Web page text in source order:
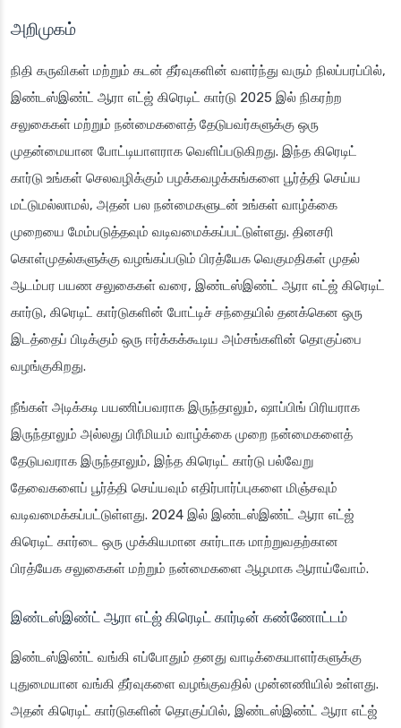
அறிமுகம்
நிதி கருவிகள் மற்றும் கடன் தீர்வுகளின் வளர்ந்து வரும் நிலப்பரப்பில்,
இண்டஸ்இண்ட் ஆரா எட்ஜ் கிரெடிட் கார்டு 2025 இல் நிகரற்ற
சலுகைகள் மற்றும் நன்மைகளைத் தேடுபவர்களுக்கு ஒரு
முதன்மையான போட்டியாளராக வெளிப்படுகிறது. இந்த கிரெடிட்
கார்டு உங்கள் செலவழிக்கும் பழக்கவழக்கங்களை பூர்த்தி செய்ய
மட்டுமல்லாமல், அதன் பல நன்மைகளுடன் உங்கள் வாழ்க்கை
முறையை மேம்படுத்தவும் வடிவமைக்கப்பட்டுள்ளது. தினசரி
கொள்முதல்களுக்கு வழங்கப்படும் பிரத்யேக வெகுமதிகள் முதல்
ஆடம்பர பயண சலுகைகள் வரை, இண்டஸ்இண்ட் ஆரா எட்ஜ் கிரெடிட்
கார்டு, கிரெடிட் கார்டுகளின் போட்டிச் சந்தையில் தனக்கென ஒரு
இடத்தைப் பிடிக்கும் ஒரு ஈர்க்கக்கூடிய அம்சங்களின் தொகுப்பை
வழங்குகிறது.
நீங்கள் அடிக்கடி பயணிப்பவராக இருந்தாலும், ஷாப்பிங் பிரியராக
இருந்தாலும் அல்லது பிரீமியம் வாழ்க்கை முறை நன்மைகளைத்
தேடுபவராக இருந்தாலும், இந்த கிரெடிட் கார்டு பல்வேறு
தேவைகளைப் பூர்த்தி செய்யவும் எதிர்பார்ப்புகளை மிஞ்சவும்
வடிவமைக்கப்பட்டுள்ளது. 2024 இல் இண்டஸ்இண்ட் ஆரா எட்ஜ்
கிரெடிட் கார்டை ஒரு முக்கியமான கார்டாக மாற்றுவதற்கான
பிரத்யேக சலுகைகள் மற்றும் நன்மைகளை ஆழமாக ஆராய்வோம்.
இண்டஸ்இண்ட் ஆரா எட்ஜ் கிரெடிட் கார்டின் கண்ணோட்டம்
இண்டஸ்இண்ட் வங்கி எப்போதும் தனது வாடிக்கையாளர்களுக்கு
புதுமையான வங்கி தீர்வுகளை வழங்குவதில் முன்னணியில் உள்ளது.
அதன் கிரெடிட் கார்டுகளின் தொகுப்பில், இண்டஸ்இண்ட் ஆரா எட்ஜ்